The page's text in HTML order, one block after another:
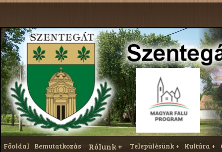
Főoldal Bemutatkozás Rólunk Településünk Kultúra